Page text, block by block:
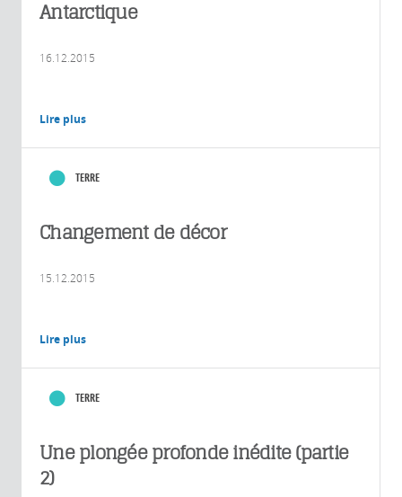
Antarctique
16.12.2015
Lire plus
TERRE
Changement de décor
15.12.2015
Lire plus
TERRE
Une plongée profonde inédite (partie
2)